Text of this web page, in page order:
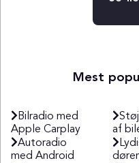
Mest
Bilradio med
Apple Carplay
Autoradio
med Android
af